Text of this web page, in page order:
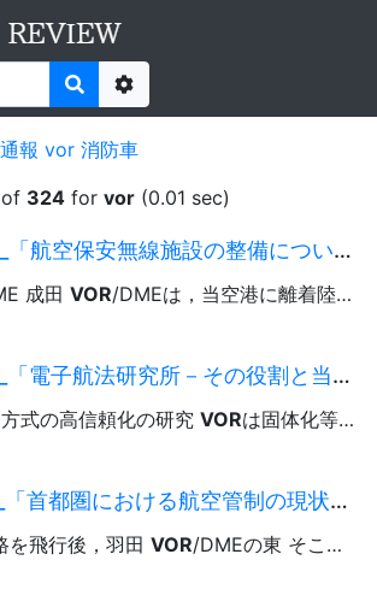
Options
10 results
通報 vor 消防車
of 324 for vor (0.01 sec)
1986年_058号_「航空保安無線施設の整備について」.pdf
成田 VOR/DMEは，当空港に離着陸する航空機 写真一4...3月末までに完成 させるべく現在施工中である。
1984年_051号_「電子航法研究所－その役割と当面する課題－」.pdf
式の高信頼化の研究 VORは固体化等により性能と信頼性が著 しく向上 ...ニターは従来方式のものを用いているため，積雪完全:に よる誤動作を生じやすいなど
2001年_114号_「首都圏における航空管制の現状と課題」.pdf
を飛行後，羽田 VOR/DMEの東 そこまで間隔を詰めるわけにはし、かない。進入管制区 10海里で右旋回し，木更津